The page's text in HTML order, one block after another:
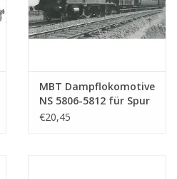
MBT Dampflokomotive
NS 5806-5812 für Spur
0 - Bauzeichnung
€20,45